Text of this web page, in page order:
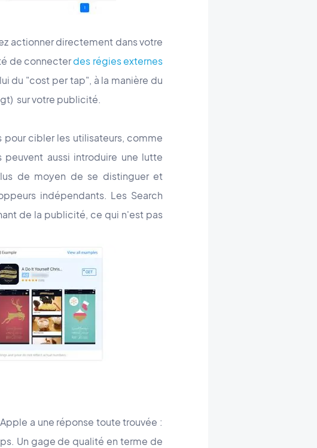
actionner directement dans votre
de connecterdes régies externes
du "cost per tap", à la manière du
sur votre publicité.
cibler les utilisateurs, comme
aussi introduire une lutte
de moyen de se distinguer et
indépendants. Les Search
de la publicité, ce qui n'est pas
a une réponse toute trouvée :
Un gage de qualité en terme de